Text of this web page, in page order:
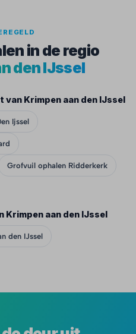
in de regio
den IJssel
Krimpen aan den IJssel
Ijssel
Grofvuil ophalen Ridderkerk
Krimpen aan den IJssel
den IJssel